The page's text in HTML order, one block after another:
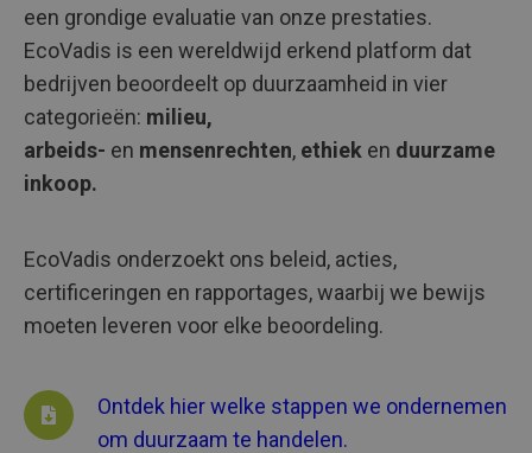
een grondige evaluatie van onze prestaties.
EcoVadis is een wereldwijd erkend platform dat
bedrijven beoordeelt op duurzaamheid in vier
categorieën: milieu,
arbeids- en mensenrechten, ethiek en duurzame
inkoop.
EcoVadis onderzoekt ons beleid, acties,
certificeringen en rapportages, waarbij we bewijs
moeten leveren voor elke beoordeling.
Ontdek hier welke stappen we ondernemen
om duurzaam te handelen.